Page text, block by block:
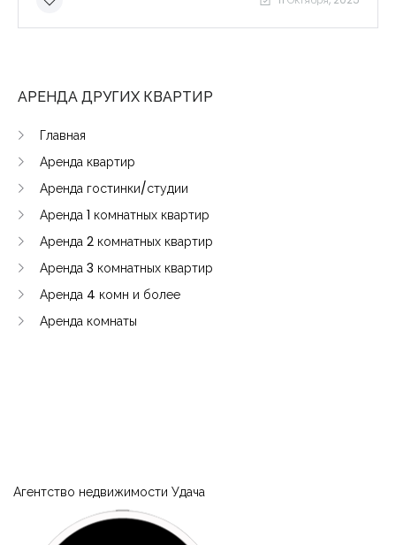
АРЕНДА ДРУГИХ КВАРТИР
Главная
Аренда квартир
Аренда гостинки/студии
Аренда 1 комнатных квартир
Аренда 2 комнатных квартир
Аренда 3 комнатных квартир
Аренда 4 комн и более
Аренда комнаты
Агентство недвижимости Удача
Запомнить
Войти